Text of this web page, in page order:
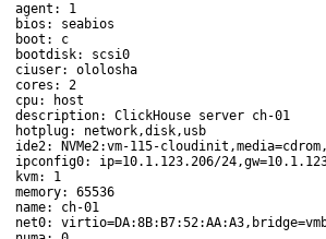
agent: 1
bios: seabios
boot: c
bootdisk: scsi0
ciuser: ololosha
cores: 2
cpu: host
description: ClickHouse server ch-01
hotplug: network,disk,usb
ide2: NVMe2:vm-115-
ipconfig0: ip=10.1.123.206/
kvm: 1
memory: 65536
name: ch-01
net0: